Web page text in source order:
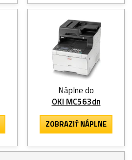
Náplne do
OKI MC563dn
ZOBRAZIŤ NÁPLNE